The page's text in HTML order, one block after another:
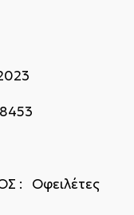
: Οφειλέτες